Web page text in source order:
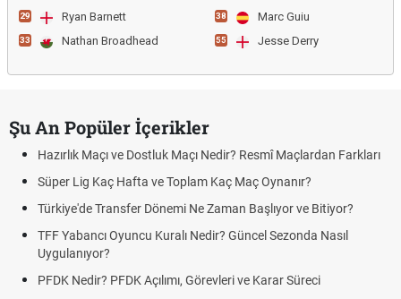
29 Ryan Barnett
33 Nathan Broadhead
38 Marc Guiu
55 Jesse Derry
Şu An Popüler İçerikler
Hazırlık Maçı ve Dostluk Maçı Nedir? Resmî Maçlardan Farkları
Süper Lig Kaç Hafta ve Toplam Kaç Maç Oynanır?
Türkiye'de Transfer Dönemi Ne Zaman Başlıyor ve Bitiyor?
TFF Yabancı Oyuncu Kuralı Nedir? Güncel Sezonda Nasıl
Uygulanıyor?
PFDK Nedir? PFDK Açılımı, Görevleri ve Karar Süreci